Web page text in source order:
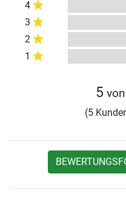
4
3
2
1
5
(5